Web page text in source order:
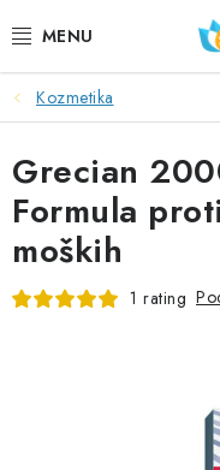
na
DOPLŇKY STRAVY
KOZMETIKA
ŠPORT
ŽIVILA
Kozmetika
Grecian
Formula
moških
1 rating